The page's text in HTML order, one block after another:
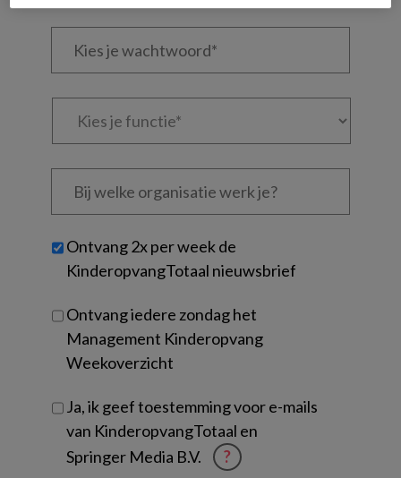
Kies
Kies
Bij
welke
je?
Untitled
Ontvang 2x per week de
KinderopvangTotaal nieuwsbrief
Ontvang iedere zondag het
Management Kinderopvang
Weekoverzicht
Ja, ik geef toestemming voor e-mails
van KinderopvangTotaal en
Springer Media B.V.
?